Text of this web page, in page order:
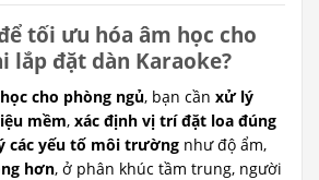
tối ưu hóa âm học cho
lắp đặt dàn Karaoke?
cho phòng ngủ, bạn cần xử lý
mềm, xác định vị trí đặt loa đúng
các yếu tố môi trường như độ ẩm,
hơn, ở phân khúc tầm trung, người